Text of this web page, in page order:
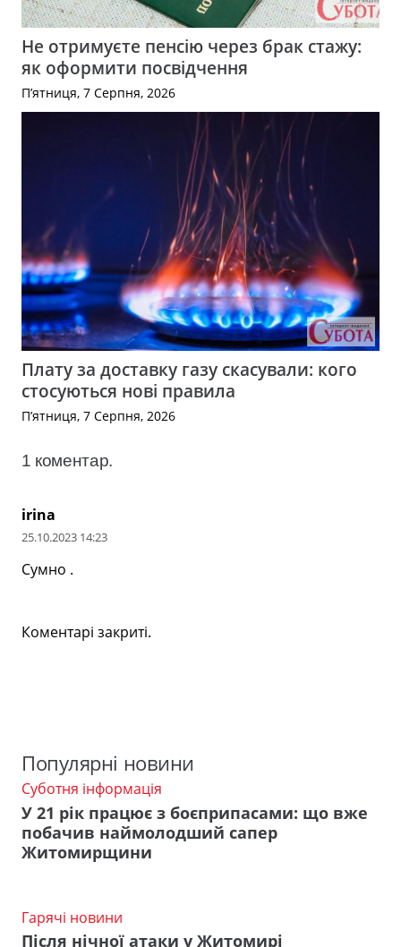
Не отримуєте пенсію через брак стажу:
як оформити посвідчення
П’ятниця, 7 Серпня, 2026
Плату за доставку газу скасували: кого
стосуються нові правила
П’ятниця, 7 Серпня, 2026
1 коментар.
irina
25.10.2023 14:23
Сумно .
Коментарі закриті.
Популярні новини
Суботня інформація
У 21 рік працює з боєприпасами: що вже
побачив наймолодший сапер
Житомирщини
Гарячі новини
Після нічної атаки у Житомирі